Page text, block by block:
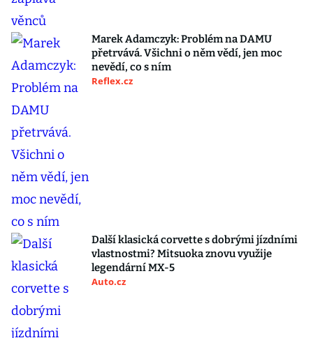
Marek Adamczyk: Problém na DAMU
přetrvává. Všichni o něm vědí, jen moc
nevědí, co s ním
Reflex.cz
Další klasická corvette s dobrými jízdními
vlastnostmi? Mitsuoka znovu využije
legendární MX-5
Auto.cz